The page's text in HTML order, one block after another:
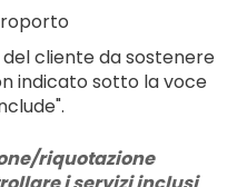
cliente da sostenere
indicato sotto la voce
riquotazione